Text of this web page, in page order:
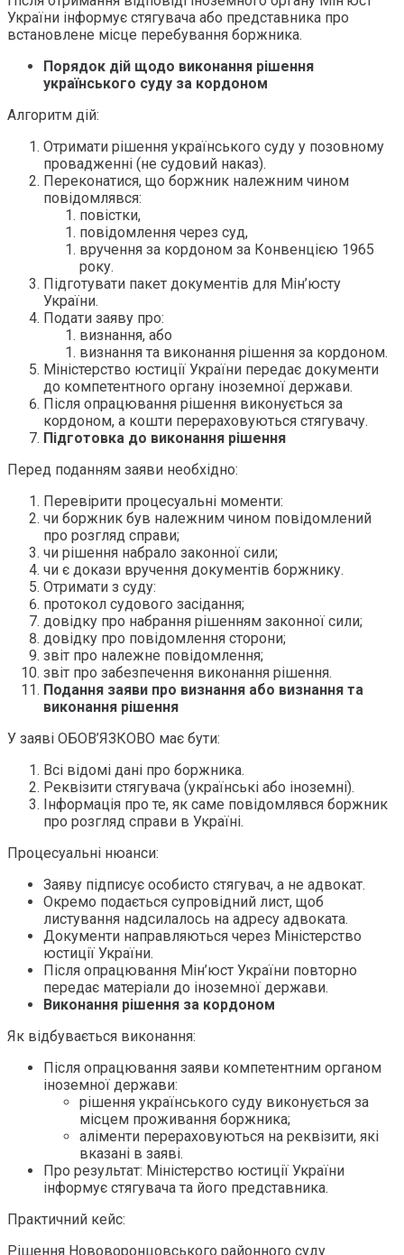
України інформує стягувача або представника про
встановлене місце перебування боржника.
Порядок дій щодо виконання рішення
українського суду за кордоном
Алгоритм дій:
Отримати рішення українського суду у позовному
провадженні (не судовий наказ).
Переконатися, що боржник належним чином
повідомлявся:
повістки,
повідомлення через суд,
вручення за кордоном за Конвенцією 1965
року.
Підготувати пакет документів для Мін’юсту
України.
Подати заяву про:
визнання, або
визнання та виконання рішення за кордоном.
Міністерство юстиції України передає документи
до компетентного органу іноземної держави.
Після опрацювання рішення виконується за
кордоном, а кошти перераховуються стягувачу.
Підготовка до виконання рішення
Перед поданням заяви необхідно:
Перевірити процесуальні моменти:
чи боржник був належним чином повідомлений
про розгляд справи;
чи рішення набрало законної сили;
чи є докази вручення документів боржнику.
Отримати з суду:
протокол судового засідання;
довідку про набрання рішенням законної сили;
довідку про повідомлення сторони;
звіт про належне повідомлення;
звіт про забезпечення виконання рішення.
Подання заяви про визнання або визнання та
виконання рішення
У заяві ОБОВ’ЯЗКОВО має бути:
Всі відомі дані про боржника.
Реквізити стягувача (українські або іноземні).
Інформація про те, як саме повідомлявся боржник
про розгляд справи в Україні.
Процесуальні нюанси:
Заяву підписує особисто стягувач, а не адвокат.
Окремо подається супровідний лист, щоб
листування надсилалось на адресу адвоката.
Документи направляються через Міністерство
юстиції України.
Після опрацювання Мін’юст України повторно
передає матеріали до іноземної держави.
Виконання рішення за кордоном
Як відбувається виконання:
Після опрацювання заяви компетентним органом
іноземної держави:
рішення українського суду виконується за
місцем проживання боржника;
аліменти перераховуються на реквізити, які
вказані в заяві.
Про результат: Міністерство юстиції України
інформує стягувача та його представника.
Практичний кейс:
Рішення Нововоронцовського районного суду